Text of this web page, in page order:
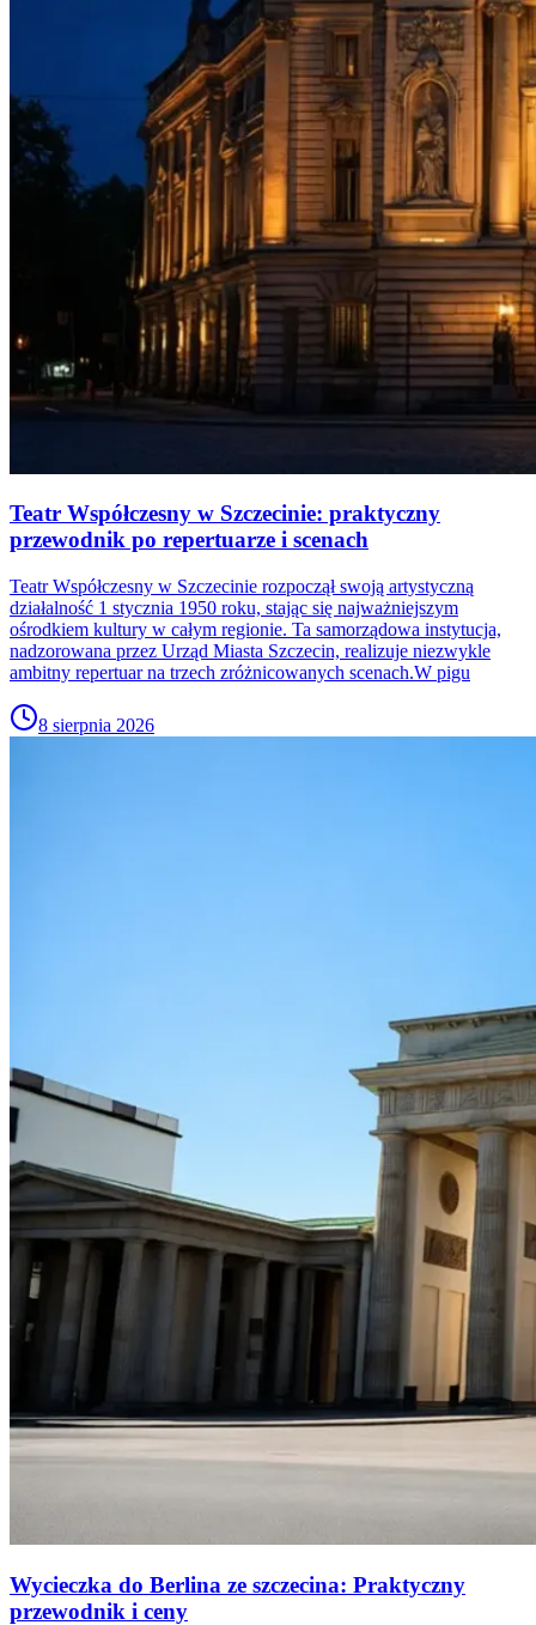
Teatr Współczesny w Szczecinie: praktyczny
przewodnik po repertuarze i scenach
Teatr Współczesny w Szczecinie rozpoczął swoją artystyczną
działalność 1 stycznia 1950 roku, stając się najważniejszym
ośrodkiem kultury w całym regionie. Ta samorządowa instytucja,
nadzorowana przez Urząd Miasta Szczecin, realizuje niezwykle
ambitny repertuar na trzech zróżnicowanych scenach.W pigu
8 sierpnia 2026
Wycieczka do Berlina ze szczecina: Praktyczny
przewodnik i ceny